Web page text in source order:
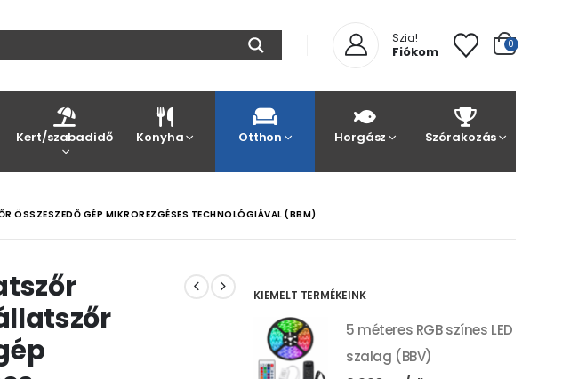
Szia!
Fiókom 0
Kert/szabadidő Konyha Otthon Horgász Szórakozás
ÖSSZESZEDŐ GÉP MIKROREZGÉSES TECHNOLÓGIÁVAL (BBM)
KIEMELT TERMÉKEINK
5 méteres RGB színes LED
szalag (BBV)